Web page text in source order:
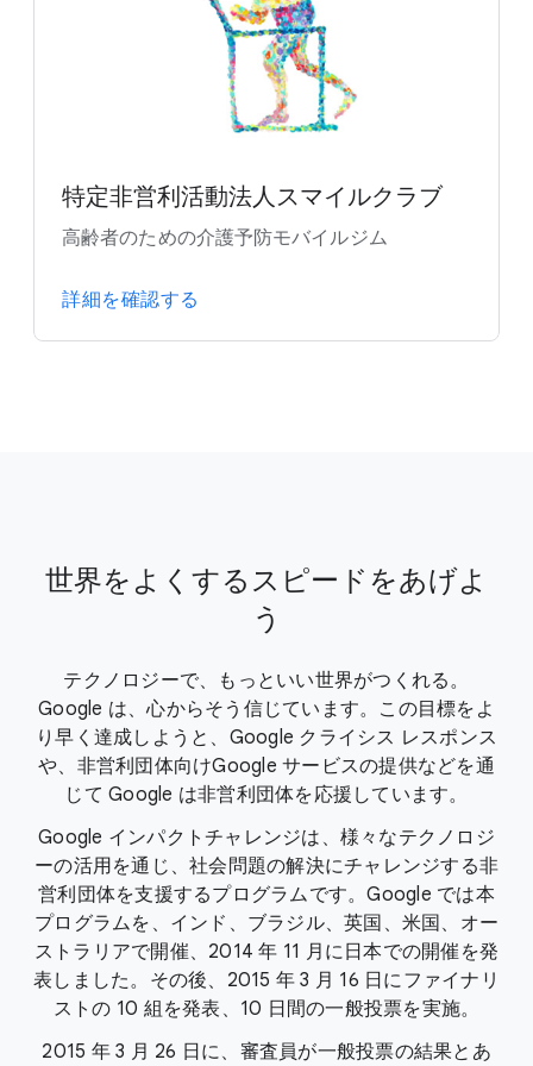
特定非営利活動法人スマイルクラブ
高齢者のための介護予防モバイルジム
詳細を確認する
世界をよくするスピードをあげよ
う
テクノロジーで、もっといい世界がつくれる。
Google は、心からそう信じています。 この目標をよ
り早く達成しようと、Google クライシス レスポンス
や、非営利団体向けGoogle サービスの提供などを通
じて Google は非営利団体を応援しています。
Google インパクトチャレンジは、様々なテクノロジ
ーの活用を通じ、社会問題の解決にチャレンジする非
営利団体を支援するプログラムです。Google では本
プログラムを、インド、ブラジル、 英国、米国、オー
ストラリアで開催、2014 年 11 月に日本での開催を発
表しました。 その後、2015 年 3 月 16 日にファイナリ
ストの 10 組を発表、10 日間の一般投票を実施。
2015 年 3 月 26 日に、審査員が一般投票の結果とあ